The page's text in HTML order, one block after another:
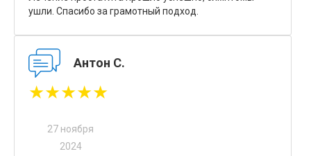
ушли. Спасибо за грамотный подход.
Антон С.
★★★★★
27 ноября
2024